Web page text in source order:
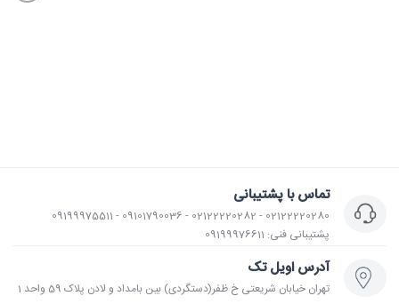
تماس با پشتیبانی
02122220280 - 02122220282 - 09101790036 - 09199975511
پشتیبانی فنی: 09199976611
آدرس اویل تک
تهران خیابان شریعتی خ ظفر(دستگردی) بین بامداد و لادن پلاک 59 واحد 1